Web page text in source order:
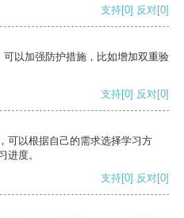
支持[0] 反对[0]
以加强防护措施，比如增加双重验
支持[0] 反对[0]
可以根据自己的需求选择学习方
进度。
支持[0] 反对[0]